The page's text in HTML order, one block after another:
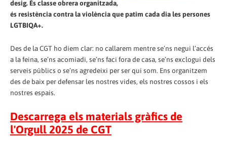
desig. És classe obrera organitzada,
és resistència contra la violència que patim cada dia les persones
LGTBIQA+.
Des de la CGT ho diem clar: no callarem mentre se’ns negui l’accés
a la feina, se’ns acomiadi, se’ns faci fora de casa, se’ns exclogui dels
serveis públics o se’ns agredeixi per ser qui som. Ens organitzem
des de baix per defensar les nostres vides, els nostres cossos i els
nostres espais.
Descarrega els materials gràfics de
l'Orgull 2025 de CGT